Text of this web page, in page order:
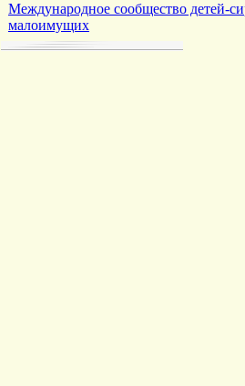
Международное сообщество детей-
малоимущих